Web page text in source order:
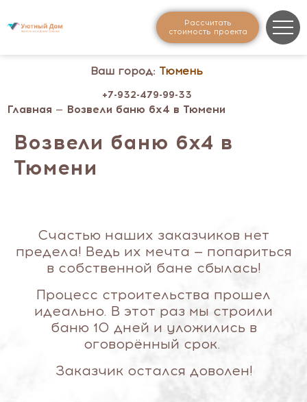
Рассчитать
стоимость проекта
Ваш город: Тюмень
+7-932-479-99-33
Главная — Возвели баню 6х4 в Тюмени
Возвели баню 6х4 в
Тюмени
Счастью наших заказчиков нет
предела! Ведь их мечта — попариться
в собственной бане сбылась!
Процесс строительства прошел
идеально. В этот раз мы строили
баню 10 дней и уложились в
оговорённый срок.
Заказчик остался доволен!